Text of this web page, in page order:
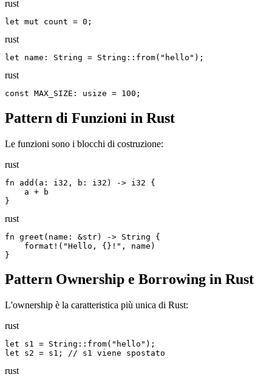
rust
let mut count = 0;
rust
let name: String = String::from("hello");
rust
const MAX_SIZE: usize = 100;
Pattern di Funzioni in Rust
Le funzioni sono i blocchi di costruzione:
rust
fn add(a: i32, b: i32) -> i32 {
    a + b
}
rust
fn greet(name: &str) -> String {
    format!("Hello, {}!", name)
}
Pattern Ownership e Borrowing in Rust
L'ownership è la caratteristica più unica di Rust:
rust
let s1 = String::from("hello");
let s2 = s1; // s1 viene spostato
rust